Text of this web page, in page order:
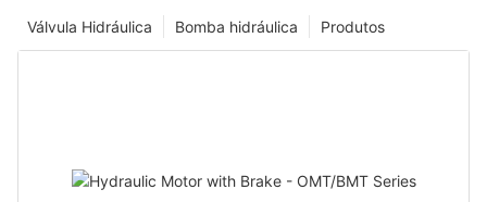
Produtos
Bomba hidráulica
Válvula Hidráulica